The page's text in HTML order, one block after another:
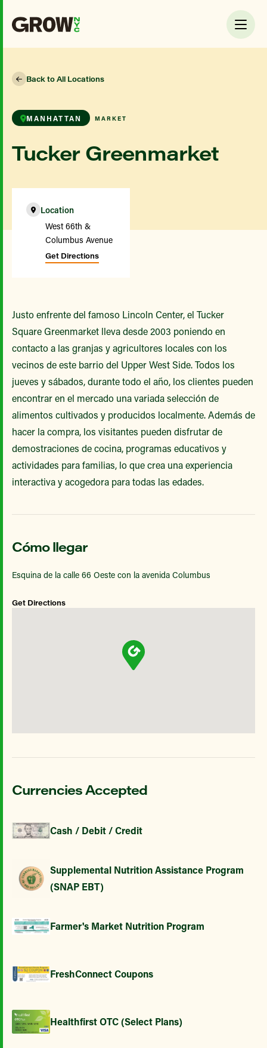
Back to All Locations
MANHATTAN MARKET
Tucker Greenmarket
Location
West 66th &
Columbus Avenue
Get Directions
Justo enfrente del famoso Lincoln Center, el Tucker
Square Greenmarket lleva desde 2003 poniendo en
contacto a las granjas y agricultores locales con los
vecinos de este barrio del Upper West Side. Todos los
jueves y sábados, durante todo el año, los clientes pueden
encontrar en el mercado una variada selección de
alimentos cultivados y producidos localmente. Además de
hacer la compra, los visitantes pueden disfrutar de
demostraciones de cocina, programas educativos y
actividades para familias, lo que crea una experiencia
interactiva y acogedora para todas las edades.
Cómo llegar
Esquina de la calle 66 Oeste con la avenida Columbus
Get Directions
Currencies Accepted
Cash / Debit / Credit
Supplemental Nutrition Assistance Program
(SNAP EBT)
Farmer's Market Nutrition Program
FreshConnect Coupons
Healthfirst OTC (Select Plans)